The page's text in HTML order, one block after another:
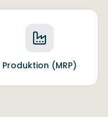
Produktion (MRP)